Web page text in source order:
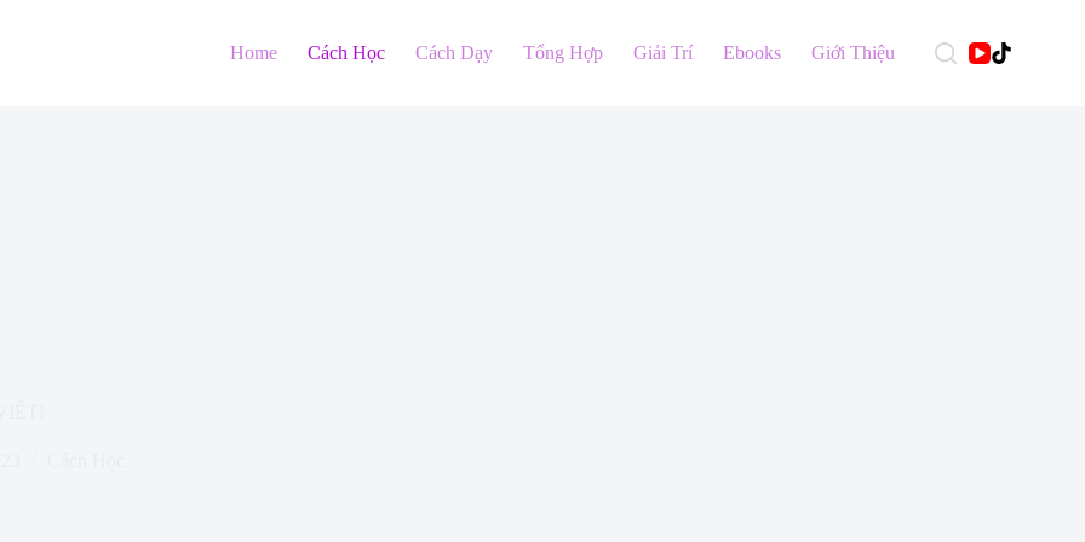
Home Cách Học Cách Dạy Tổng Hợp Giải Trí Ebooks Giới Thiệu